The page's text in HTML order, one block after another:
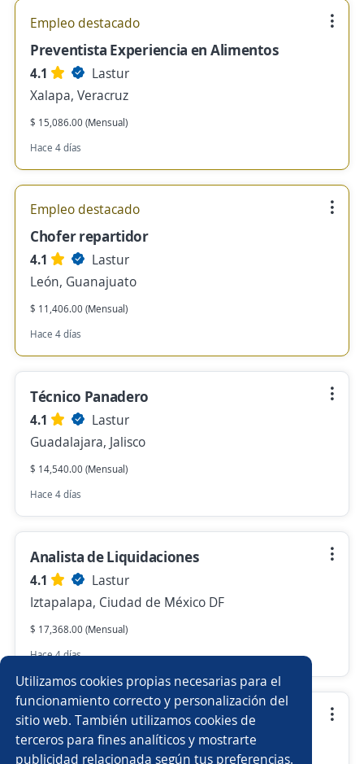
Utilizamos cookies propias necesarias para el
funcionamiento correcto y personalización del
sitio web. También utilizamos cookies de
terceros para fines analíticos y mostrarte
publicidad relacionada según tus preferencias.
Empleo destacado
Preventista Experiencia en Alimentos
4.1
Lastur
Xalapa, Veracruz
$ 15,086.00 (Mensual)
Hace 4 días
Empleo destacado
Chofer repartidor
4.1
Lastur
León, Guanajuato
$ 11,406.00 (Mensual)
Hace 4 días
Técnico Panadero
4.1
Lastur
Guadalajara, Jalisco
$ 14,540.00 (Mensual)
Hace 4 días
Analista de Liquidaciones
4.1
Lastur
Iztapalapa, Ciudad de México DF
$ 17,368.00 (Mensual)
Hace 4 días
Asistente de Exportaciones/ Zona Sur
4.1
Lastur